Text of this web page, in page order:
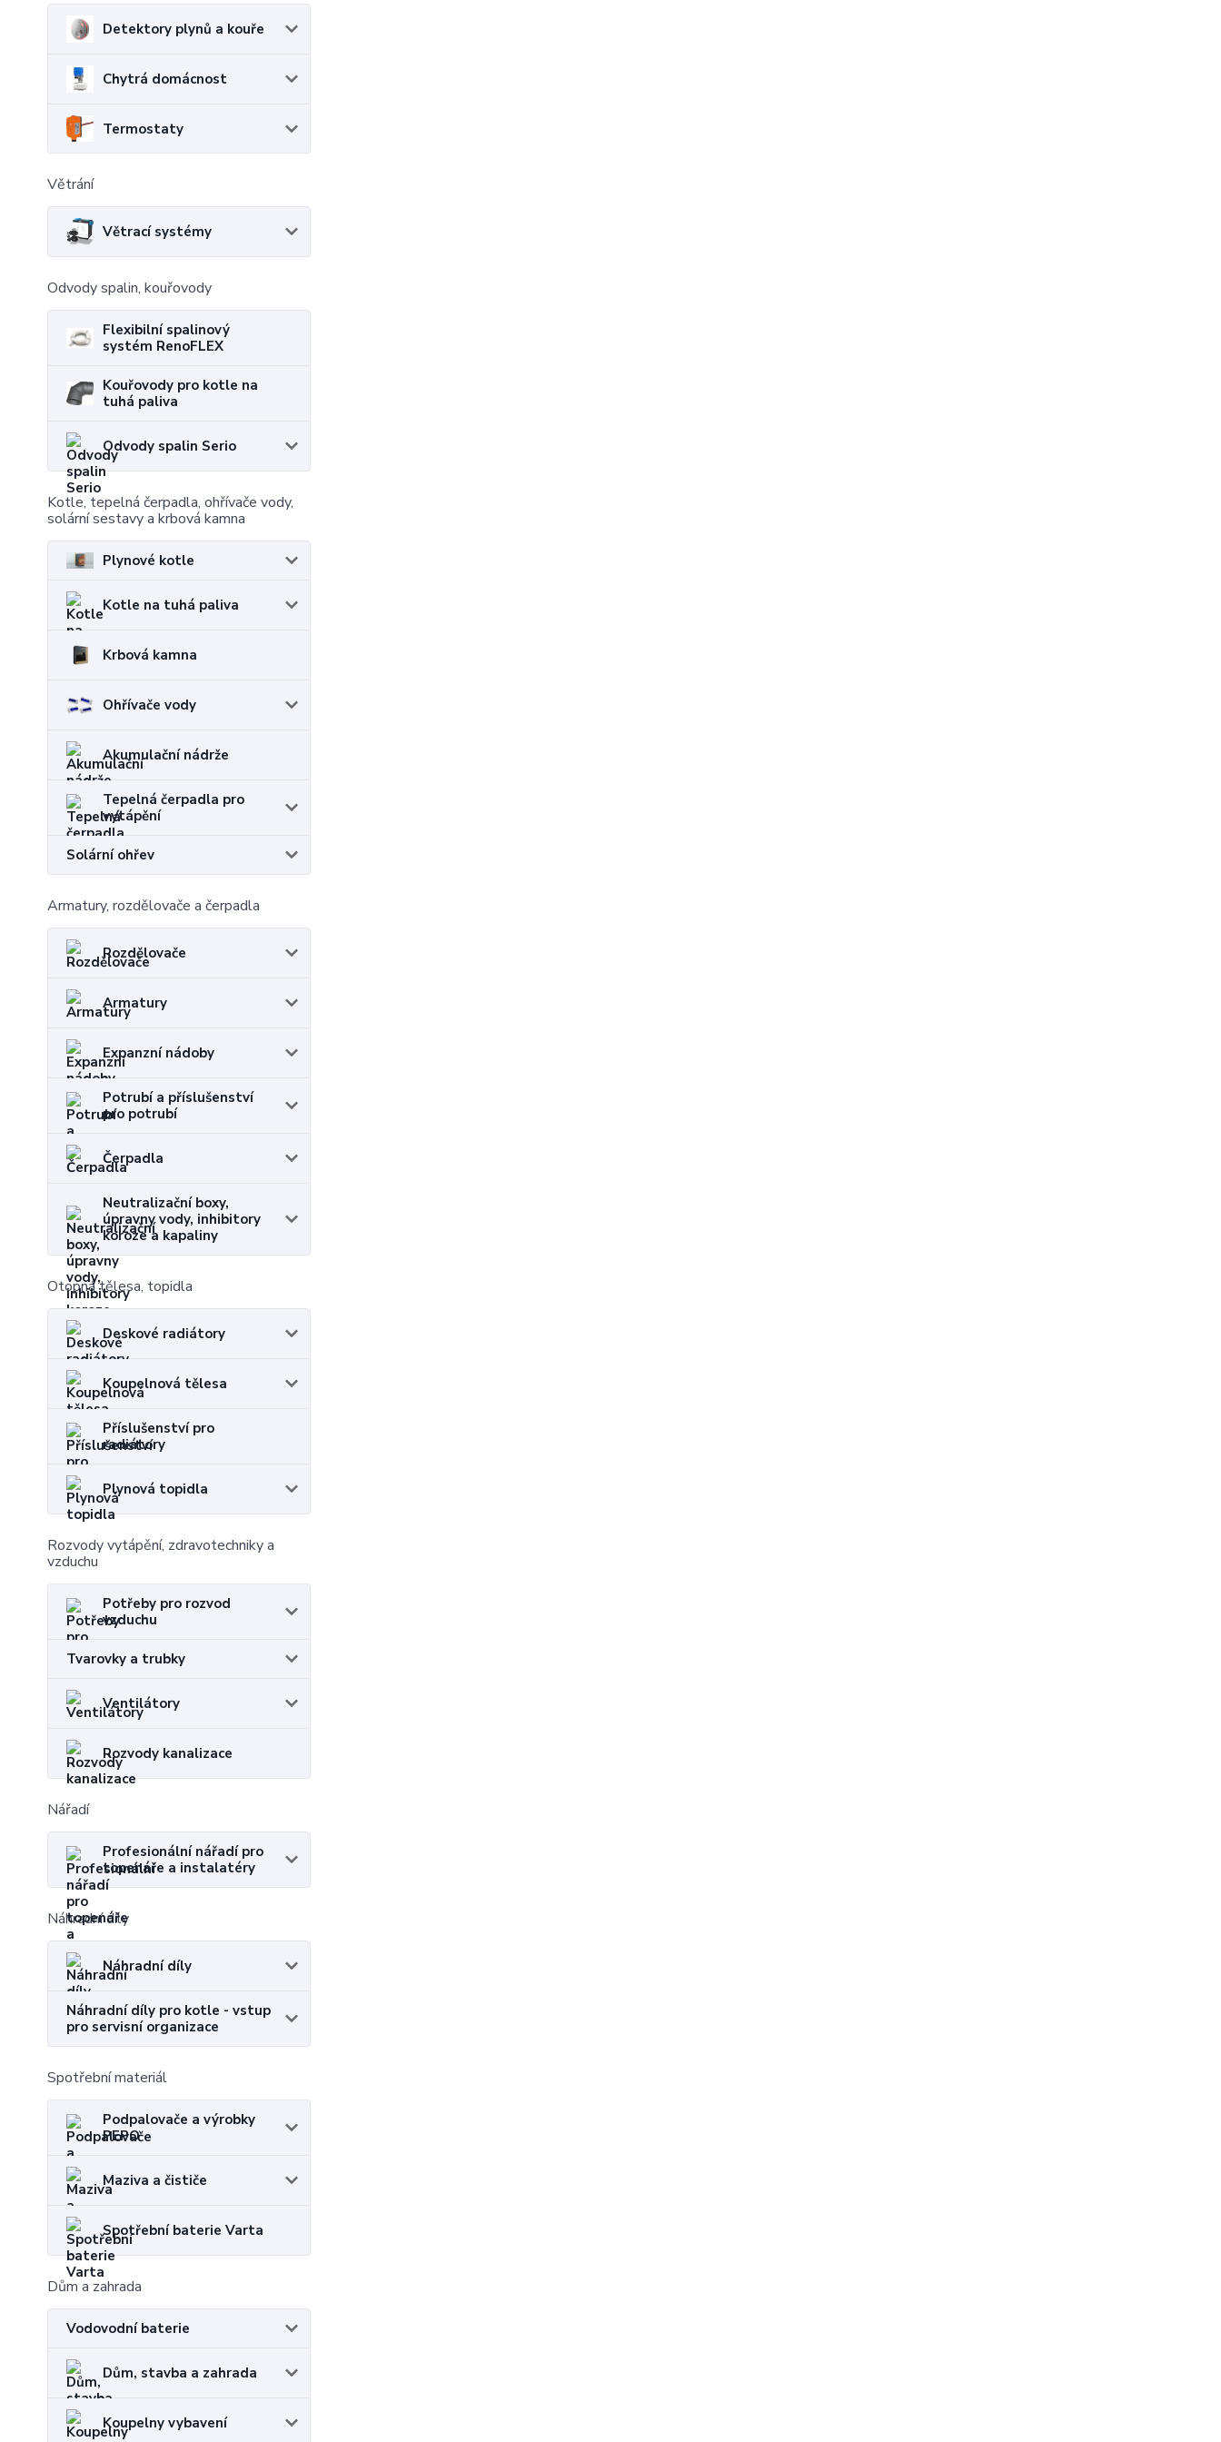
Detektory plynů a kouře
Chytrá domácnost
Termostaty
Větrání
Větrací systémy
Odvody spalin, kouřovody
Flexibilní spalinový
systém RenoFLEX
Kouřovody pro kotle na
tuhá paliva
Odvody spalin Serio
Kotle, tepelná čerpadla, ohřívače vody,
solární sestavy a krbová kamna
Plynové kotle
Kotle na tuhá paliva
Krbová kamna
Ohřívače vody
Akumulační nádrže
Tepelná čerpadla pro
vytápění
Solární ohřev
Armatury, rozdělovače a čerpadla
Rozdělovače
Armatury
Expanzní nádoby
Potrubí a příslušenství
pro potrubí
Čerpadla
Neutralizační boxy,
úpravny vody, inhibitory
koroze a kapaliny
Otopná tělesa, topidla
Deskové radiátory
Koupelnová tělesa
Příslušenství pro
radiátory
Plynová topidla
Rozvody vytápění, zdravotechniky a
vzduchu
Potřeby pro rozvod
vzduchu
Tvarovky a trubky
Ventilátory
Rozvody kanalizace
Nářadí
Profesionální nářadí pro
topenáře a instalatéry
Náhradní díly
Náhradní díly
Náhradní díly pro kotle - vstup
pro servisní organizace
Spotřební materiál
Podpalovače a výrobky
PEPO
Maziva a čističe
Spotřební baterie Varta
Dům a zahrada
Vodovodní baterie
Dům, stavba a zahrada
Koupelny vybavení